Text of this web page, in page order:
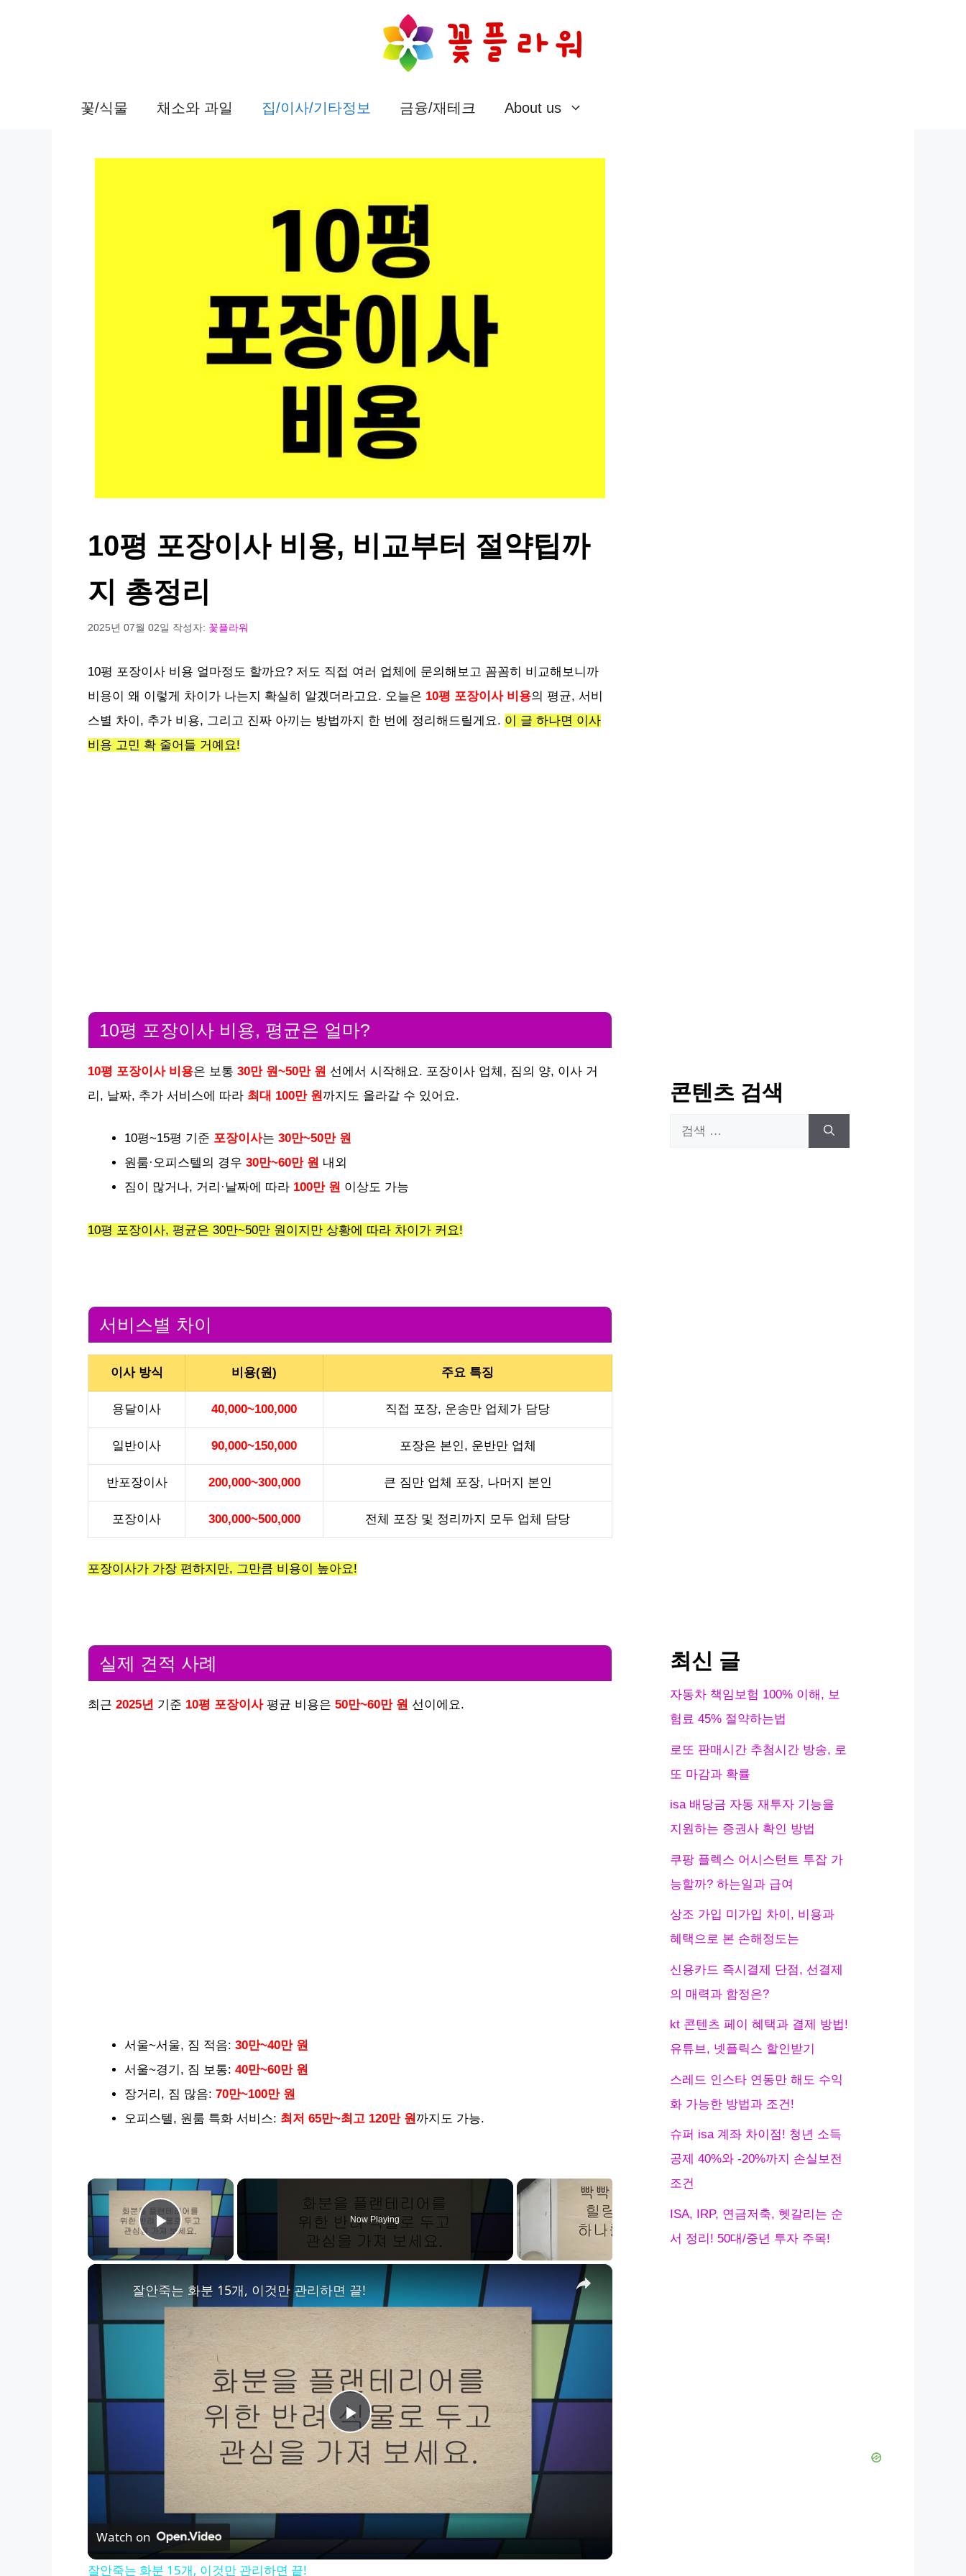
꽃/식물 채소와 과일 집/이사/기타정보 금융/재테크 About us
10평 포장이사 비용, 비교부터 절약팁까
지 총정리
2025년 07월 02일 작성자: 꽃플라워
10평 포장이사 비용 얼마정도 할까요? 저도 직접 여러 업체에 문의해보고 꼼꼼히 비교해보니까
비용이 왜 이렇게 차이가 나는지 확실히 알겠더라고요. 오늘은 10평 포장이사 비용의 평균, 서비
스별 차이, 추가 비용, 그리고 진짜 아끼는 방법까지 한 번에 정리해드릴게요. 이 글 하나면 이사
비용 고민 확 줄어들 거예요!
10평 포장이사 비용, 평균은 얼마?
10평 포장이사 비용은 보통 30만 원~50만 원 선에서 시작해요. 포장이사 업체, 짐의 양, 이사 거
리, 날짜, 추가 서비스에 따라 최대 100만 원 까지도 올라갈 수 있어요.
10평~15평 기준 포장이사는 30만~50만 원
원룸·오피스텔의 경우 30만~60만 원 내외
짐이 많거나, 거리·날짜에 따라 100만 원 이상도 가능
10평 포장이사, 평균은 30만~50만 원이지만 상황에 따라 차이가 커요!
서비스별 차이
이사 방식 비용(원) 주요 특징
용달이사 40,000~100,000 직접 포장, 운송만 업체가 담당
일반이사 90,000~150,000 포장은 본인, 운반만 업체
반포장이사 200,000~300,000 큰 짐만 업체 포장, 나머지 본인
포장이사 300,000~500,000 전체 포장 및 정리까지 모두 업체 담당
포장이사가 가장 편하지만, 그만큼 비용이 높아요!
실제 견적 사례
최근 2025년 기준 10평 포장이사평균 비용은 50만~60만 원 선이에요.
서울~서울, 짐 적음: 30만~40만 원
서울~경기, 짐 보통: 40만~60만 원
장거리, 짐 많음: 70만~100만 원
오피스텔, 원룸 특화 서비스: 최저 65만~최고 120만 원까지도 가능.
×
Play Video
Now Playing
×
P
a
y
잘안죽는 화분 15개, 이것만 관리하면 끝!
Watch on
잘안죽는 화분 15개, 이것만 관리하면 끝!
콘텐츠 검색
최신 글
자동차 책임보험 100% 이해, 보
험료 45% 절약하는법
로또 판매시간 추첨시간 방송, 로
또 마감과 확률
isa 배당금 자동 재투자 기능을
지원하는 증권사 확인 방법
쿠팡 플렉스 어시스턴트 투잡 가
능할까? 하는일과 급여
상조 가입 미가입 차이, 비용과
혜택으로 본 손해정도는
신용카드 즉시결제 단점, 선결제
의 매력과 함정은?
kt 콘텐츠 페이 혜택과 결제 방법!
유튜브, 넷플릭스 할인받기
스레드 인스타 연동만 해도 수익
화 가능한 방법과 조건!
슈퍼 isa 계좌 차이점! 청년 소득
공제 40%와 -20%까지 손실보전
조건
ISA, IRP, 연금저축, 헷갈리는 순
서 정리! 50대/중년 투자 주목!